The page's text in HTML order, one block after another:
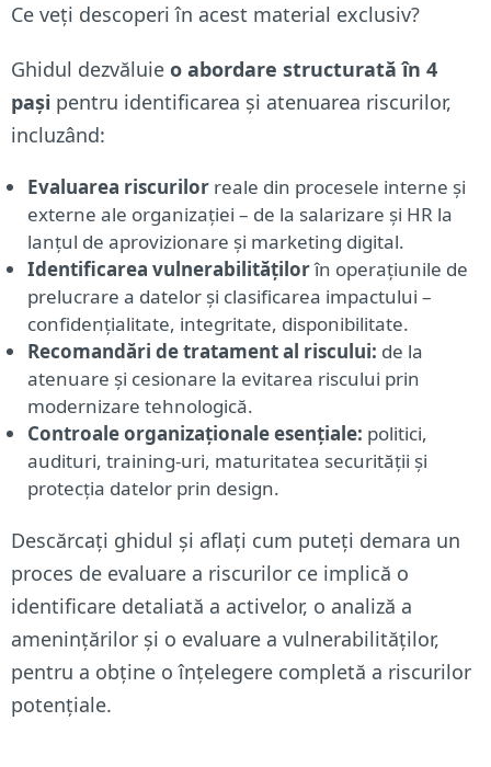
Ce veți descoperi în acest material exclusiv?
Ghidul dezvăluie o abordare structurată în 4
pași pentru identificarea și atenuarea riscurilor,
incluzând:
Evaluarea riscurilor reale din procesele interne și
externe ale organizației – de la salarizare și HR la
lanțul de aprovizionare și marketing digital.
Identificarea vulnerabilitățilorîn operațiunile de
prelucrare a datelor și clasificarea impactului –
confidențialitate, integritate, disponibilitate.
Recomandări de tratament al riscului: de la
atenuare și cesionare la evitarea riscului prin
modernizare tehnologică.
Controale organizaționale esențiale: politici,
audituri, training-uri, maturitatea securității și
protecția datelor prin design.
Descărcați ghidul și aflați cum puteți demara un
proces de evaluare a riscurilor ce implică o
identificare detaliată a activelor, o analiză a
amenințărilor și o evaluare a vulnerabilităților,
pentru a obține o înțelegere completă a riscurilor
potențiale.